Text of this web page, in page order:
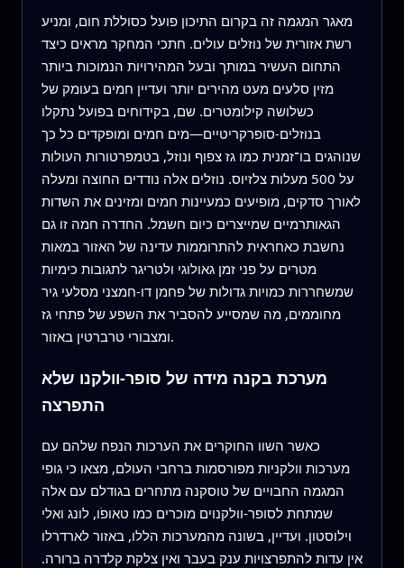
מאגר המגמה זה בקרום התיכון פועל כסוללת חום, ומניע
רשת אזורית של נוזלים עולים. חתכי המחקר מראים כיצד
התחום העשיר במותך ובעל המהירויות הנמוכות ביותר
מזין סלעים מעט מהירים יותר ועדיין חמים בעומק של
כשלושה קילומטרים. שם, בקידוחים בפועל נתקלו
בנוזלים-סופרקריטיים—מים חמים ומופקדים כל כך
שנוהגים בו־זמנית כמו גז צפוף ונוזל, בטמפרטורות העולות
על 500 מעלות צלזיוס. נוזלים אלה נודדים החוצה ומעלה
לאורך סדקים, מופיעים כמעיינות חמים ומזינים את השדות
הגאותרמיים שמייצרים כיום חשמל. החדרה חמה זו גם
נחשבת כאחראית להתרוממות עדינה של האזור במאות
מטרים על פני זמן גאולוגי ולטריגר לתגובות כימיות
שמשחררות כמויות גדולות של פחמן דו-חמצני מסלעי גיר
מחוממים, מה שמסייע להסביר את השפע של פתחי גז
ומצבורי טרברטין באזור.
מערכת בקנה מידה של סופר-וולקנו שלא
התפרצה
כאשר השוו החוקרים את הערכות הנפח שלהם עם
מערכות וולקניות מפורסמות ברחבי העולם, מצאו כי גופי
המגמה החבויים של טוסקנה מתחרים בגודלם עם אלה
שמתחת לסופר-וולקנוים מוכרים כמו טאופֹו, לונג ואלי
וילוסטון. ועדיין, בשונה מהמערכות הללו, באזור לארדרלו
אין עדות להתפרצויות ענק בעבר ואין צלקת קלדרה ברורה.